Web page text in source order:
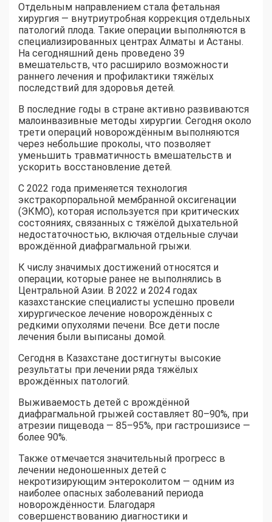
Отдельным направлением стала фетальная
хирургия — внутриутробная коррекция отдельных
патологий плода. Такие операции выполняются в
специализированных центрах Алматы и Астаны.
На сегодняшний день проведено 39
вмешательств, что расширило возможности
раннего лечения и профилактики тяжёлых
последствий для здоровья детей.
В последние годы в стране активно развиваются
малоинвазивные методы хирургии. Сегодня около
трети операций новорождённым выполняются
через небольшие проколы, что позволяет
уменьшить травматичность вмешательств и
ускорить восстановление детей.
С 2022 года применяется технология
экстракорпоральной мембранной оксигенации
(ЭКМО), которая используется при критических
состояниях, связанных с тяжёлой дыхательной
недостаточностью, включая отдельные случаи
врождённой диафрагмальной грыжи.
К числу значимых достижений относятся и
операции, которые ранее не выполнялись в
Центральной Азии. В 2022 и 2024 годах
казахстанские специалисты успешно провели
хирургическое лечение новорождённых с
редкими опухолями печени. Все дети после
лечения были выписаны домой.
Сегодня в Казахстане достигнуты высокие
результаты при лечении ряда тяжёлых
врождённых патологий.
Выживаемость детей с врождённой
диафрагмальной грыжей составляет 80–90%, при
атрезии пищевода — 85–95%, при гастрошизисе —
более 90%.
Также отмечается значительный прогресс в
лечении недоношенных детей с
некротизирующим энтероколитом — одним из
наиболее опасных заболеваний периода
новорождённости. Благодаря
совершенствованию диагностики и